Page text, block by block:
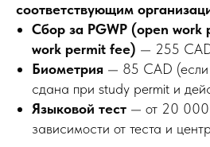
соответствующим
Сбор за PGWP (open
work permit fee) — 255
Биометрия — 85 CAD (если
сдана при study permit и
Языковой тест — от 20
зависимости от теста и